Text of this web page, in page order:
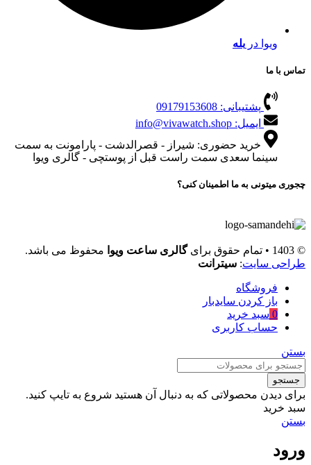
ویوا در بله
تماس با ما
پشتیبانی: 09179153608
ایمیل: info@vivawatch.shop
خرید حضوری: شیراز - قصرالدشت - پارامونت به سمت
سینما سعدی سمت راست قبل از پوستچی - گالری ویوا
چجوری میتونی به ما اطمینان کنی؟
© 1403 • تمام حقوق برای گالری ساعت ویوا محفوظ می باشد.
طراحی سایت: سیترانت
فروشگاه
باز کردن سایدبار
0 سبد خرید
حساب کاربری
بستن
جستجو
برای دیدن محصولاتی که به دنبال آن هستید شروع به تایپ کنید.
سبد خرید
بستن
ورود